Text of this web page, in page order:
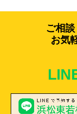
ご相
お気